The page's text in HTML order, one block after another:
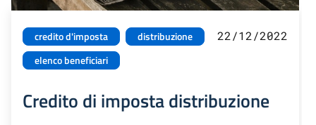
credito d'imposta
distribuzione
elenco beneficiari
22/12/2022
Credito di imposta distribuzione